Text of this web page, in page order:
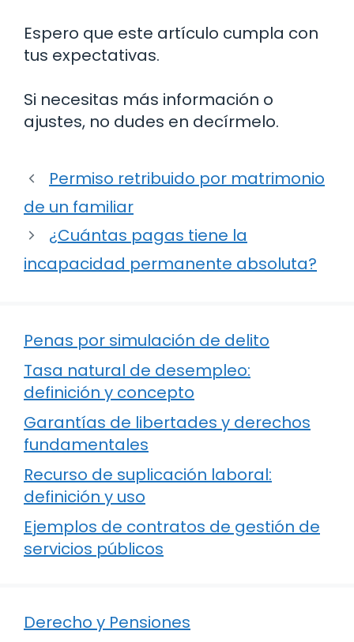
Espero que este artículo cumpla con
tus expectativas.
Si necesitas más información o
ajustes, no dudes en decírmelo.
Permiso retribuido por matrimonio
de un familiar
¿Cuántas pagas tiene la
incapacidad permanente absoluta?
Penas por simulación de delito
Tasa natural de desempleo:
definición y concepto
Garantías de libertades y derechos
fundamentales
Recurso de suplicación laboral:
definición y uso
Ejemplos de contratos de gestión de
servicios públicos
Derecho y Pensiones